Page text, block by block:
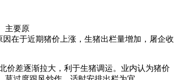
主要原
在于近期猪价上涨，生猪出栏量增加，屠企收
价差逐渐拉大，利于生猪调运。业内认为猪价